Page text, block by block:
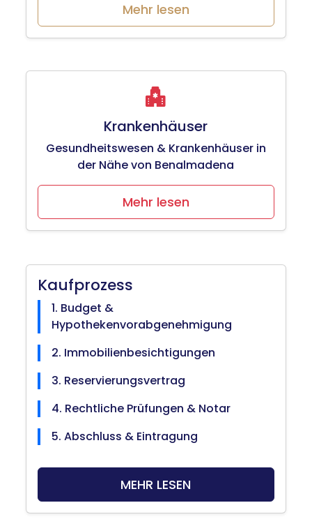
Mehr lesen
Krankenhäuser
Gesundheitswesen & Krankenhäuser in
der Nähe von Benalmadena
Mehr lesen
Kaufprozess
1. Budget &
Hypothekenvorabgenehmigung
2. Immobilienbesichtigungen
3. Reservierungsvertrag
4. Rechtliche Prüfungen & Notar
5. Abschluss & Eintragung
MEHR LESEN